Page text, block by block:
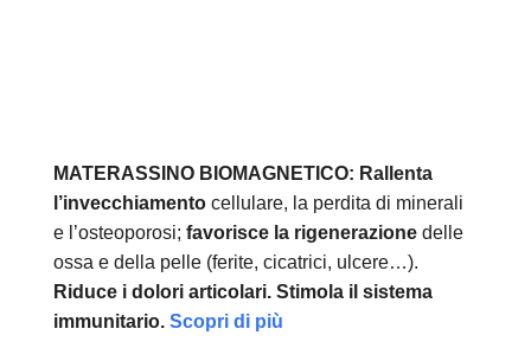
MATERASSINO BIOMAGNETICO: Rallenta
l’invecchiamentocellulare, la perdita di minerali
e l’osteoporosi; favorisce la rigenerazionedelle
ossa e della pelle (ferite, cicatrici, ulcere…).
Riduce i dolori articolari. Stimola il sistema
immunitario. Scopri di più